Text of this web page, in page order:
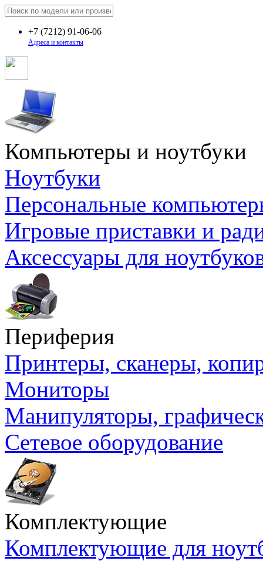
+7 (7212) 91-06-06
Адреса и контакты
Компьютеры и ноутбуки
Ноутбуки
Персональные
Игровые приставки и
Аксессуары для
Периферия
Принтеры, сканеры,
Мониторы
Манипуляторы,
Сетевое оборудование
Комплектующие
Комплектующие для